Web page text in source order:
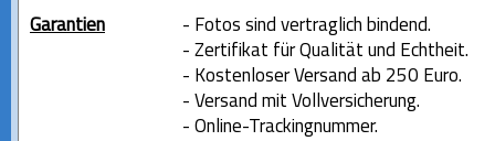
Garantien
- Fotos sind vertraglich bindend.
- Zertifikat für Qualität und Echtheit.
- Kostenloser Versand ab 250 Euro.
- Versand mit Vollversicherung.
- Online-Trackingnummer.